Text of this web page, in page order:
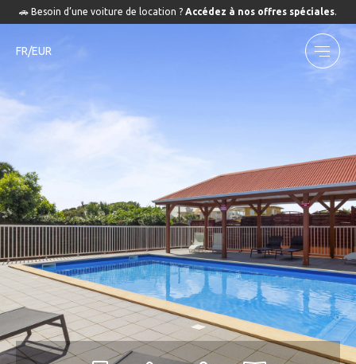
🚗 Besoin d’une voiture de location ? Accédez à nos offres spéciales.
FR/EUR